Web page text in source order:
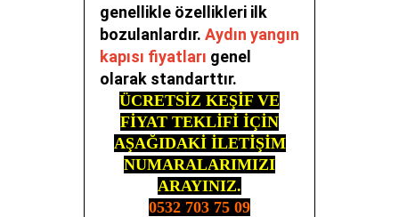
genellikle özellikleri ilk
bozulanlardır. Aydın yangın
kapısı fiyatları genel
olarak standarttır.
ÜCRETSİZ KEŞİF VE
FİYAT TEKLİFİ İÇİN
AŞAĞIDAKİ İLETİŞİM
NUMARALARIMIZI
ARAYINIZ.
0532 703 75 09